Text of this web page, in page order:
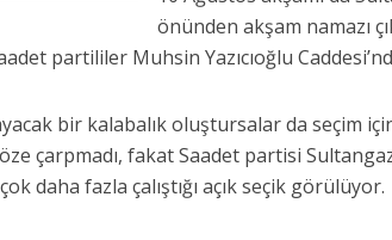
önünden akşam namazı
partililer Muhsin Yazıcıoğlu
bir kalabalık oluştursalar da seçim
çarpmadı, fakat Saadet partisi
daha fazla çalıştığı açık seçik görülüyor.